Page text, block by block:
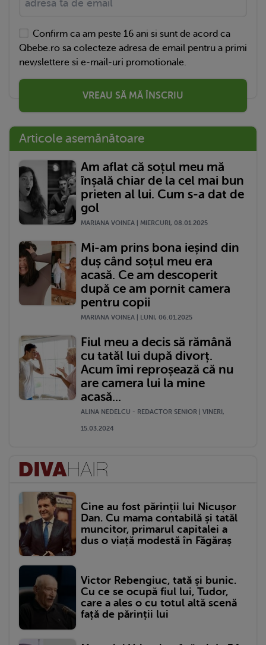
Confirm ca am peste 16 ani si sunt de acord ca
Qbebe.ro sa colecteze adresa de email pentru a primi
newslettere si e-mail-uri promotionale.
VREAU SĂ MĂ ÎNSCRIU
Articole asemănătoare
Am aflat că soțul meu mă
înșală chiar de la cel mai bun
prieten al lui. Cum s-a dat de
gol
MARIANA VOINEA | MIERCURI, 08.01.2025
Mi-am prins bona ieșind din
duș când soțul meu era
acasă. Ce am descoperit
după ce am pornit camera
pentru copii
MARIANA VOINEA | LUNI, 06.01.2025
Fiul meu a decis să rămână
cu tatăl lui după divorț.
Acum îmi reproșează că nu
are camera lui la mine
acasă...
ALINA NEDELCU - REDACTOR SENIOR | VINERI,
15.03.2024
Cine au fost părinții lui Nicușor
Dan. Cu mama contabilă și tatăl
muncitor, primarul capitalei a
dus o viață modestă în Făgăraș
Victor Rebengiuc, tată și bunic.
Cu ce se ocupă fiul lui, Tudor,
care a ales o cu totul altă scenă
față de părinții lui